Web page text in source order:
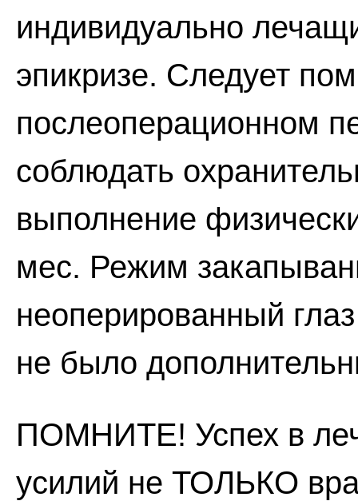
индивидуально
эпикризе. Следует
послеоперационном
соблюдать
выполнение
мес. Режим
неоперированный
не было
ПОМНИТЕ! Успех в
усилий не ТОЛЬКО